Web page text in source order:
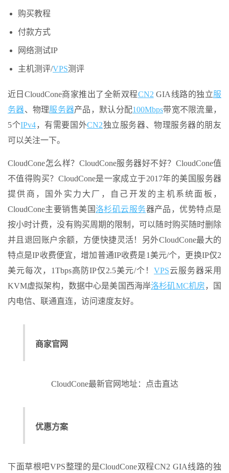
购买教程
付款方式
网络测试IP
主机测评/VPS测评
近日CloudCone商家推出了全新双程CN2 GIA线路的独立服
务器、物理服务器产品，默认分配100Mbps带宽不限流量，
5个IPv4，有需要国外CN2独立服务器、物理服务器的朋友
可以关注一下。
CloudCone怎么样？CloudCone服务器好不好？CloudCone值
不值得购买？CloudCone是一家成立于2017年的美国服务器
提供商，国外实力大厂，自己开发的主机系统面板，
CloudCone主要销售美国洛杉矶云服务器产品，优势特点是
按小时计费，没有购买周期的限制，可以随时购买随时删除
并且退回账户余额，方便快捷灵活！另外CloudCone最大的
特点是IP收费便宜，增加普通IP收费是1美元/个，更换IP仅2
美元每次，1Tbps高防IP仅2.5美元/个！ VPS云服务器采用
KVM虚拟架构，数据中心是美国西海岸洛杉矶MC机房，国
内电信、联通直连，访问速度友好。
商家官网
CloudCone最新官网地址：点击直达
优惠方案
下面草根吧VPS整理的是CloudCone双程CN2 GIA线路的独